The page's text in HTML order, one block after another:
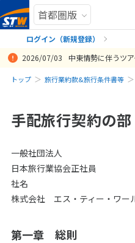
ログイン（新規登録）
まだ履歴
2026/07/03 中東情勢に伴うツ
トップ 旅行業約款&旅行条件書等
手配旅行契約の部
一般社団法人
日本旅行業協会正社員
社名
株式会社 エス・ティー・ワー
第一章 総則